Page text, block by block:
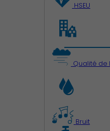
HSEU
Qualité de
Bruit